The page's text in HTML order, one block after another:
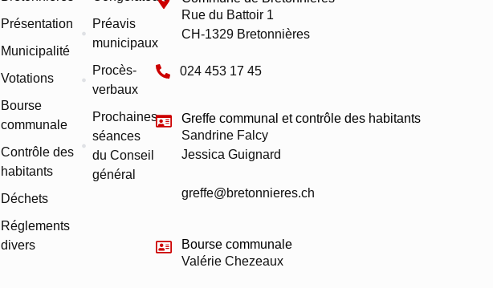
Présentation
Municipalité
Votations
Bourse
communale
Contrôle des
habitants
Déchets
Réglements
divers
Préavis
municipaux
Procès-
verbaux
Prochaines
séances
du Conseil
général
Rue du Battoir 1
CH-1329 Bretonnières
024 453 17 45
Greffe communal et contrôle des habitants
Sandrine Falcy
Jessica Guignard
greffe@bretonnieres.ch
Bourse communale
Valérie Chezeaux